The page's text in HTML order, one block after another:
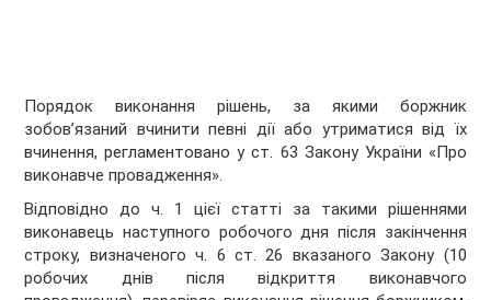
Порядок виконання рішень, за якими боржник
зобов’язаний вчинити певні дії або утриматися від їх
вчинення, регламентовано у ст. 63 Закону України «Про
виконавче провадження».
Відповідно до ч. 1 цієї статті за такими рішеннями
виконавець наступного робочого дня після закінчення
строку, визначеного ч. 6 ст. 26 вказаного Закону (10
робочих днів після відкриття виконавчого